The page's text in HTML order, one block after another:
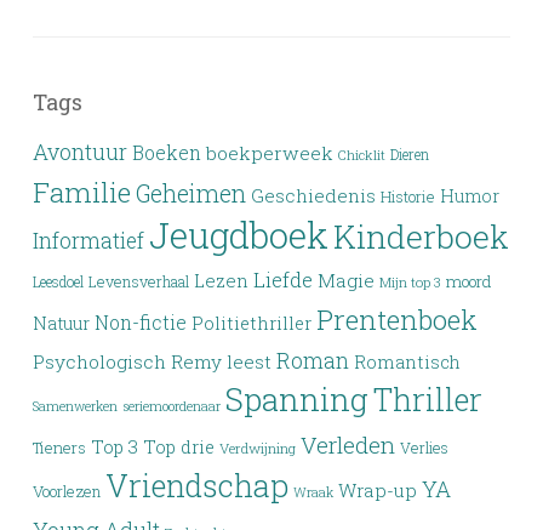
Tags
Avontuur Boeken boekperweek Chicklit Dieren
Familie Geheimen Geschiedenis Historie Humor
Informatief JeugdboekKinderboek
Leesdoel Levensverhaal Lezen Liefde Magie Mijn top 3 moord
Natuur Non-fictie Politiethriller Prentenboek
Psychologisch Remy leest Roman Romantisch
Samenwerken seriemoordenaar SpanningThriller
Tieners Top 3 Top drie Verdwijning Verleden Verlies
Voorlezen Vriendschap Wraak Wrap-up YA